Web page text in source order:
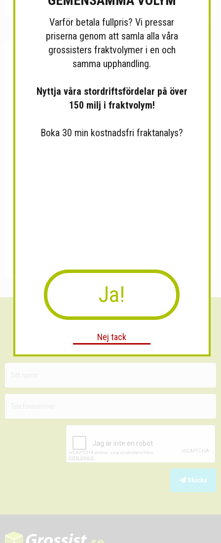
30 minuters kostnadsfri konsultation
Skicka
Varför betala fullpris? Vi pressar
priserna genom att samla alla våra
grossisters fraktvolymer i en och
samma upphandling.
Nyttja våra stordriftsfördelar på över
150 milj i fraktvolym!
Boka 30 min kostnadsfri fraktanalys?
Ja!
Nej tack